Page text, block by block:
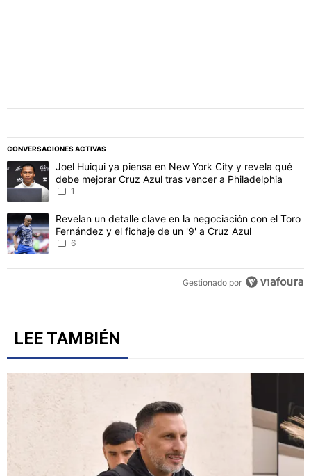
CONVERSACIONES ACTIVAS
Este listado muestra los artículos con más comentarios en los
Un artículo de tendencia con el título "Joel Huiqui ya piensa en
Joel Huiqui ya piensa en New York City y revela qué
debe mejorar Cruz Azul tras vencer a Philadelphia
1
Un artículo de tendencia con el título "Revelan un detalle clave
Revelan un detalle clave en la negociación con el Toro
Fernández y el fichaje de un '9' a Cruz Azul
6
Gestionado por
LEE TAMBIÉN